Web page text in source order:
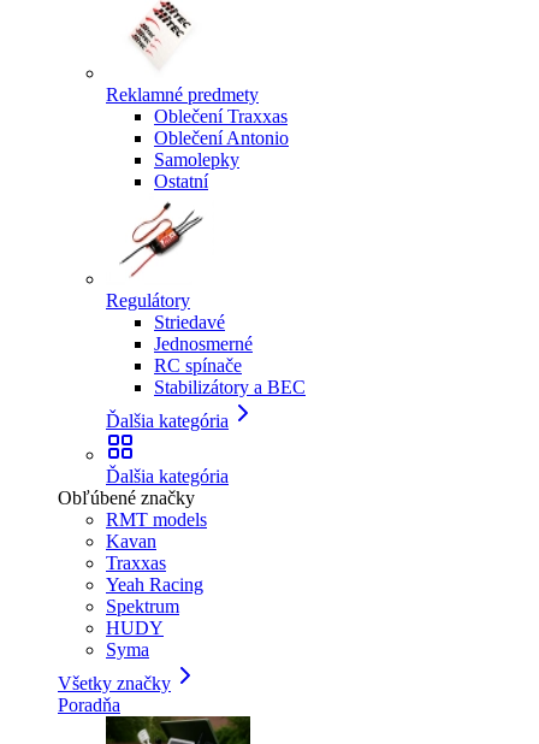
Reklamné predmety
Oblečení Traxxas
Oblečení Antonio
Samolepky
Ostatní
Regulátory
Striedavé
Jednosmerné
RC spínače
Stabilizátory a BEC
Ďalšia kategória
Ďalšia kategória
Obľúbené značky
RMT models
Kavan
Traxxas
Yeah Racing
Spektrum
HUDY
Syma
Všetky značky
Poradňa